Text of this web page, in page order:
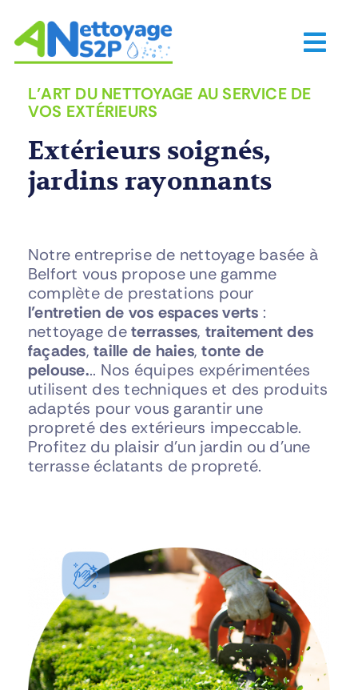
contenu
Accueil
Particuliers
Professionnels
Tous Nos Services
À Propos
Contact
FAIRE UN DEVIS
L’ART DU NETTOYAGE AU SERVICE DE
VOS EXTÉRIEURS
Extérieurs soignés,
jardins rayonnants
Notre entreprise de nettoyage basée à
Belfort vous propose une gamme
complète de prestations pour
l’entretien de vos espaces verts :
nettoyage deterrasses, traitement des
façades,taille de haies,tonte de
pelouse... Nos équipes expérimentées
utilisent des techniques et des produits
adaptés pour vous garantir une
propreté des extérieurs impeccable.
Profitez du plaisir d’un jardin ou d’une
terrasse éclatants de propreté.